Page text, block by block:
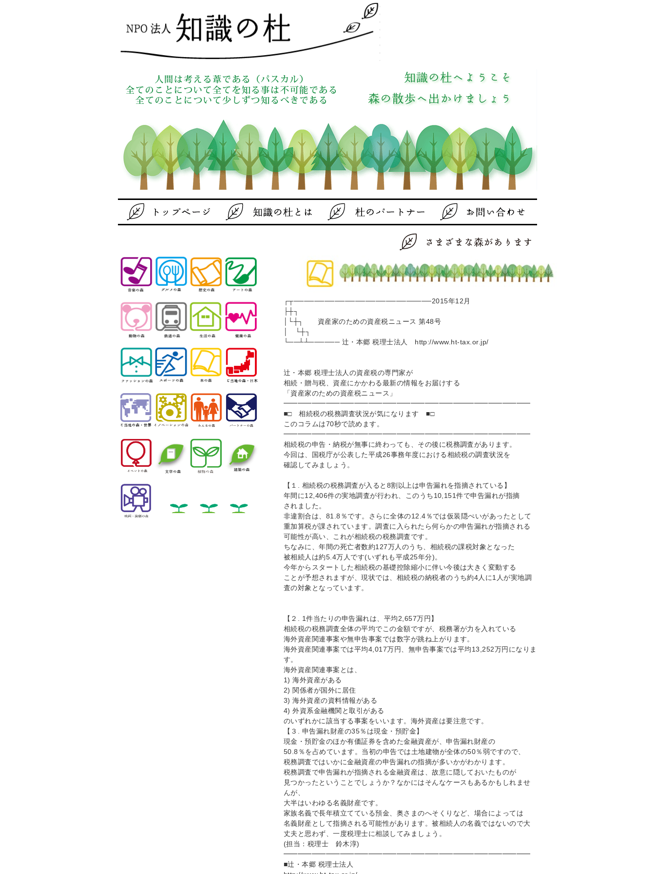
┌┬───────────────────────────2015年12月
├┼┐
│└┼┐ 資産家のための資産税ニュース 第48号
│ └┼┐
└──┴┴────── 辻・本郷 税理士法人 http://www.ht-tax.or.jp/
辻・本郷 税理士法人の資産税の専門家が
相続・贈与税、資産にかかわる最新の情報をお届けする
「資産家のための資産税ニュース」
━━━━━━━━━━━━━━━━━━━━━━━━━━━━━━━━━━━
■□ 相続税の税務調査状況が気になります ■□
このコラムは70秒で読めます。
━━━━━━━━━━━━━━━━━━━━━━━━━━━━━━━━━━━
相続税の申告・納税が無事に終わっても、その後に税務調査があります。
今回は、国税庁が公表した平成26事務年度における相続税の調査状況を
確認してみましょう。
【１. 相続税の税務調査が入ると8割以上は申告漏れを指摘されている】
年間に12,406件の実地調査が行われ、このうち10,151件で申告漏れが指摘
されました。
非違割合は、81.8％です。さらに全体の12.4％では仮装隠ぺいがあったとして
重加算税が課されています。調査に入られたら何らかの申告漏れが指摘される
可能性が高い、これが相続税の税務調査です。
ちなみに、年間の死亡者数約127万人のうち、相続税の課税対象となった
被相続人は約5.4万人です(いずれも平成25年分)。
今年からスタートした相続税の基礎控除縮小に伴い今後は大きく変動する
ことが予想されますが、現状では、相続税の納税者のうち約4人に1人が実地調
査の対象となっています。
【２. 1件当たりの申告漏れは、平均2,657万円】
相続税の税務調査全体の平均でこの金額ですが、税務署が力を入れている
海外資産関連事案や無申告事案では数字が跳ね上がります。
海外資産関連事案では平均4,017万円、無申告事案では平均13,252万円になりま
す。
海外資産関連事案とは、
1) 海外資産がある
2) 関係者が国外に居住
3) 海外資産の資料情報がある
4) 外資系金融機関と取引がある
のいずれかに該当する事案をいいます。海外資産は要注意です。
【３. 申告漏れ財産の35％は現金・預貯金】
現金・預貯金のほか有価証券を含めた金融資産が、申告漏れ財産の
50.8％を占めています。当初の申告では土地建物が全体の50％弱ですので、
税務調査ではいかに金融資産の申告漏れの指摘が多いかがわかります。
税務調査で申告漏れが指摘される金融資産は、故意に隠しておいたものが
見つかったということでしょうか？なかにはそんなケースもあるかもしれませ
んが、
大半はいわゆる名義財産です。
家族名義で長年積立てている預金、奥さまのへそくりなど、場合によっては
名義財産として指摘される可能性があります。被相続人の名義ではないので大
丈夫と思わず、一度税理士に相談してみましょう。
(担当：税理士 鈴木淳)
━━━━━━━━━━━━━━━━━━━━━━━━━━━━━━━━━━━
■辻・本郷 税理士法人